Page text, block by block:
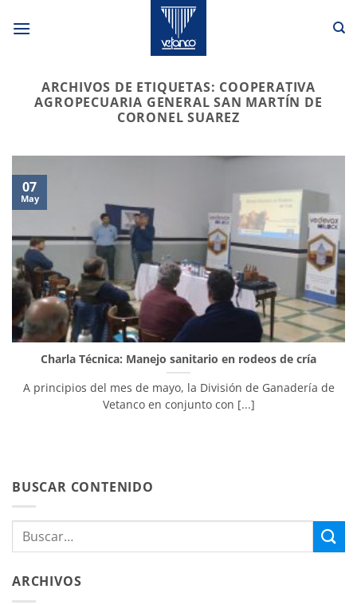
ARCHIVOS DE ETIQUETAS: COOPERATIVA
AGROPECUARIA GENERAL SAN MARTÍN DE
CORONEL SUAREZ
Charla Técnica: Manejo sanitario en rodeos de cría
A principios del mes de mayo, la División de Ganadería de
Vetanco en conjunto con [...]
07
May
BUSCAR CONTENIDO
ARCHIVOS